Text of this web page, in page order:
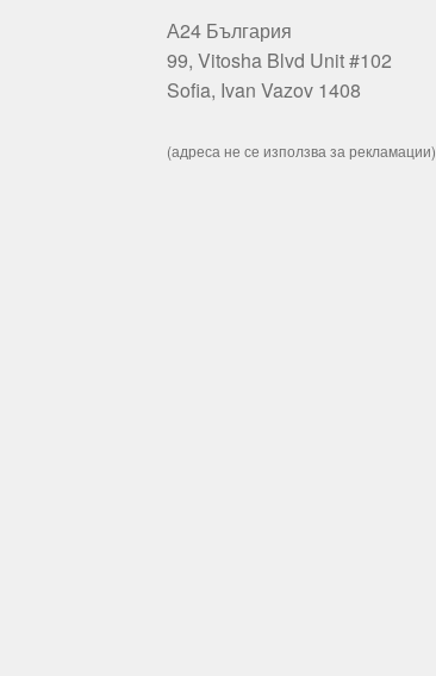
А24 България
99, Vitosha Blvd Unit #102
Sofia, Ivan Vazov 1408
(адреса не се използва за рекламации)